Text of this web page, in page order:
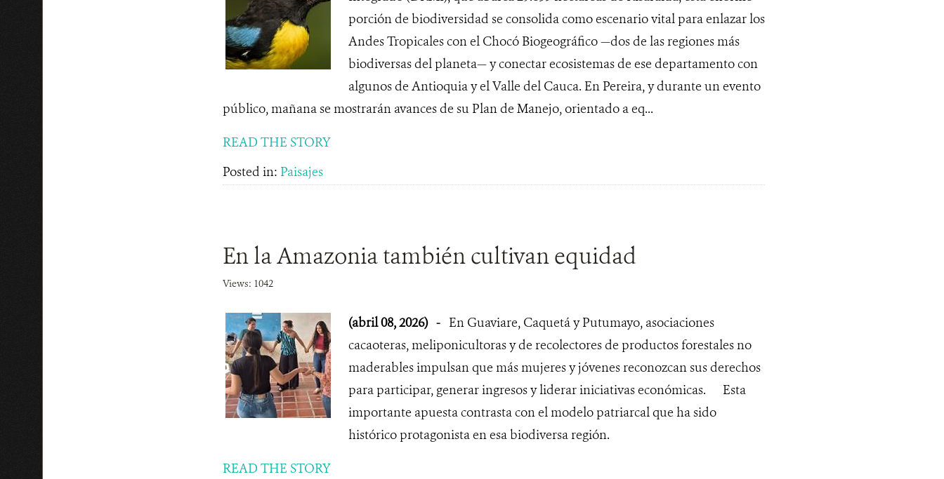
porción de biodiversidad se consolida como escenario vital para enlazar los
Andes Tropicales con el Chocó Biogeográfico —dos de las regiones más
biodiversas del planeta— y conectar ecosistemas de ese departamento con
algunos de Antioquia y el Valle del Cauca. En Pereira, y durante un evento
público, mañana se mostrarán avances de su Plan de Manejo, orientado a eq...
READ THE STORY
Posted in: Paisajes
En la Amazonia también cultivan equidad
Views: 1042
(abril 08, 2026) - En Guaviare, Caquetá y Putumayo, asociaciones
cacaoteras, meliponicultoras y de recolectores de productos forestales no
maderables impulsan que más mujeres y jóvenes reconozcan sus derechos
para participar, generar ingresos y liderar iniciativas económicas. Esta
importante apuesta contrasta con el modelo patriarcal que ha sido
histórico protagonista en esa biodiversa región.
READ THE STORY